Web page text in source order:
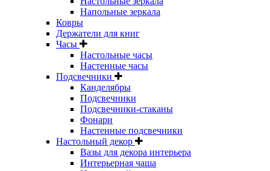
Напольные зеркала
Ковры
Держатели для книг
Часы
Настольные часы
Настенные часы
Подсвечники
Канделябры
Подсвечники
Подсвечники-стаканы
Фонари
Настенные подсвечники
Настольный декор
Вазы для декора интерьера
Интерьерная чаша